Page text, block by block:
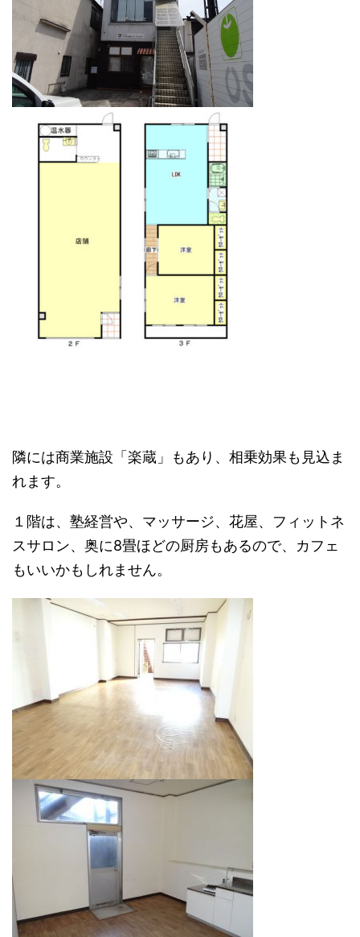
隣には商業施設「楽蔵」もあり、相乗効果も見込ま
れます。
１階は、塾経営や、マッサージ、花屋、フィットネ
スサロン、奥に8畳ほどの厨房もあるので、カフェ
もいいかもしれません。